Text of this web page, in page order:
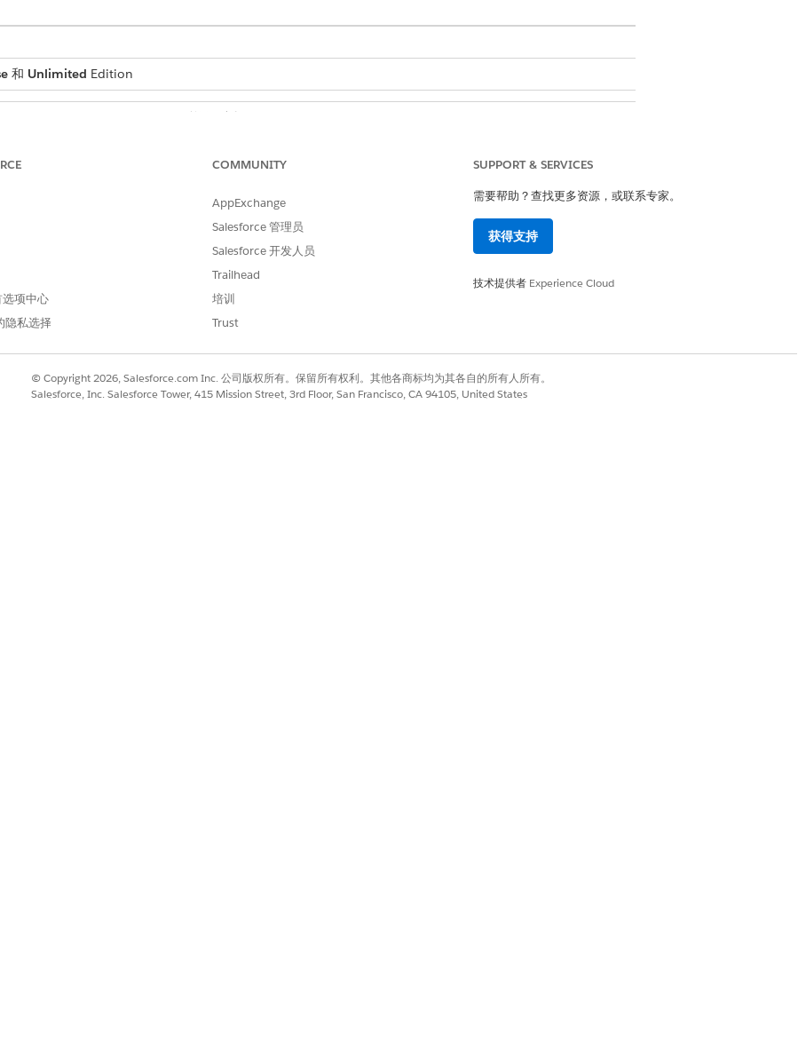
和 Unlimited Edition
所需用户权限
FSC 服务
访问权限
GenerateResolutionNote
GenerateResolutionNote
项中心
隐私选择
COMMUNITY
AppExchange
Salesforce 管理员
Salesforce 开发人员
Trailhead
培训
Trust
SUPPORT & SERVICES
需要帮助？查找更多资源，或联系专家。
获得支持
技术提供者 Experience Cloud
© Copyright 2026, Salesforce.com Inc. 公司版权所有。保留所有权利。其他各商标均为其各自的所有人所有。
Salesforce, Inc. Salesforce Tower, 415 Mission Street, 3rd Floor, San Francisco, CA 94105, United States